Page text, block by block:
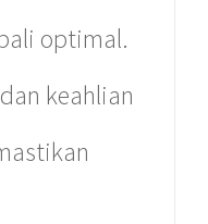
optimal.
keahlian